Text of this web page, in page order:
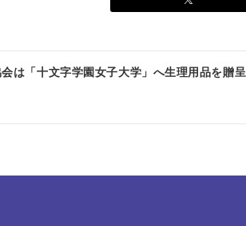
会は「十文字学園女子大学」へ生理用品を贈呈